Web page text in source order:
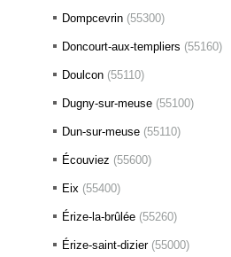
Dompcevrin (55300)
Doncourt-aux-templiers (55160)
Doulcon (55110)
Dugny-sur-meuse (55100)
Dun-sur-meuse (55110)
Écouviez (55600)
Eix (55400)
Érize-la-brûlée (55260)
Érize-saint-dizier (55000)